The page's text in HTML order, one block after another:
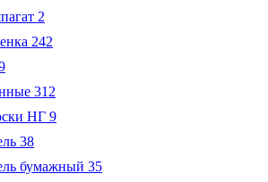
2
242
312
НГ 9
38
бумажный 35